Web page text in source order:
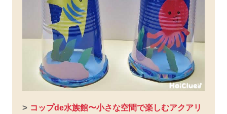
> コップde水族館〜小さな空間で楽しむアクアリ